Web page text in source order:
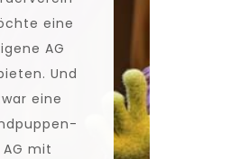
eine
AG
Und
eine
AG mit